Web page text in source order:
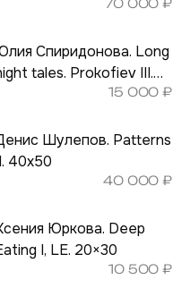
70 000₽
Спиридонова. Long
tales. Prokofiev III.
15 000₽
Шулепов. Patterns
40х50
40 000₽
Юркова. Deep
I, LE. 20×30
10 500₽